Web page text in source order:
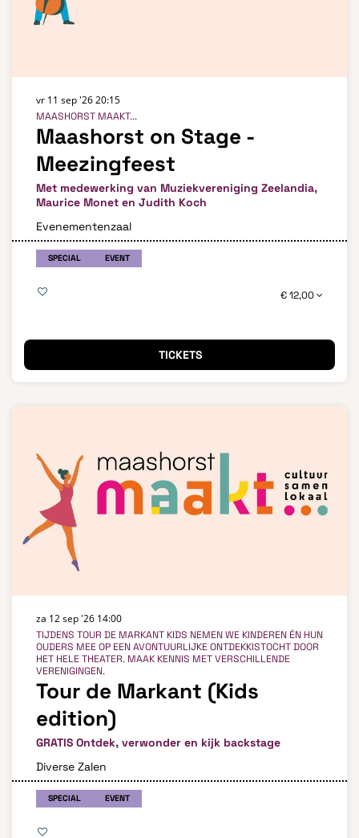
Maashorst on Stage -
Meezingfeest
Met medewerking van Muziekvereniging Zeelandia,
Maurice Monet en Judith Koch
MAASHORST MAAKT...
vr 11 sep '2620:15
Evenementenzaal
SPECIAL EVENT
€ 12,00
TICKETS
Tour de Markant (Kids
edition)
GRATIS Ontdek, verwonder en kijk backstage
TIJDENS TOUR DE MARKANT KIDS NEMEN WE KINDEREN ÉN HUN
OUDERS MEE OP EEN AVONTUURLIJKE ONTDEKKISTOCHT DOOR
HET HELE THEATER. MAAK KENNIS MET VERSCHILLENDE
VERENIGINGEN.
za 12 sep '26 14:00
Diverse Zalen
SPECIAL EVENT